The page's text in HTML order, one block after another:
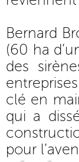
Bernard
(60 ha
des
clé en
qui a
pour